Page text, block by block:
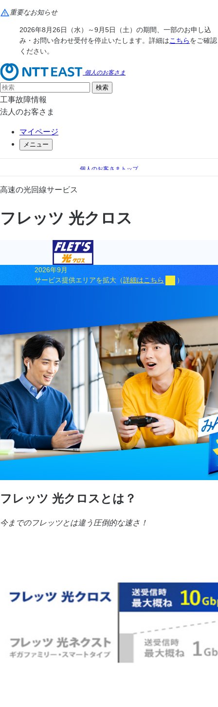
重要なお知らせ
2026年8月26日（水）～9月5日（土）の期間、一部のお申し込
み・お問い合わせ受付を停止いたします。詳細はこちらをご確認
ください。
個人のお客さま
工事故障情報
法人のお客さま
マイページ
メニュー
個人のお客さまトップ
フレッツ光
高速の光回線サービス
フレッツ 光クロス
2026年9月
サービス提供エリアを拡大（詳細はこちら ）
フレッツ 光クロスとは？
今までのフレッツとは違う圧倒的な速さ！